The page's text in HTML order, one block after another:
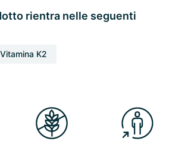
rientra nelle seguenti
Vitamina K2